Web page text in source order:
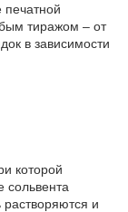
печатной
тиражом – от
в зависимости
которой
сольвента
и